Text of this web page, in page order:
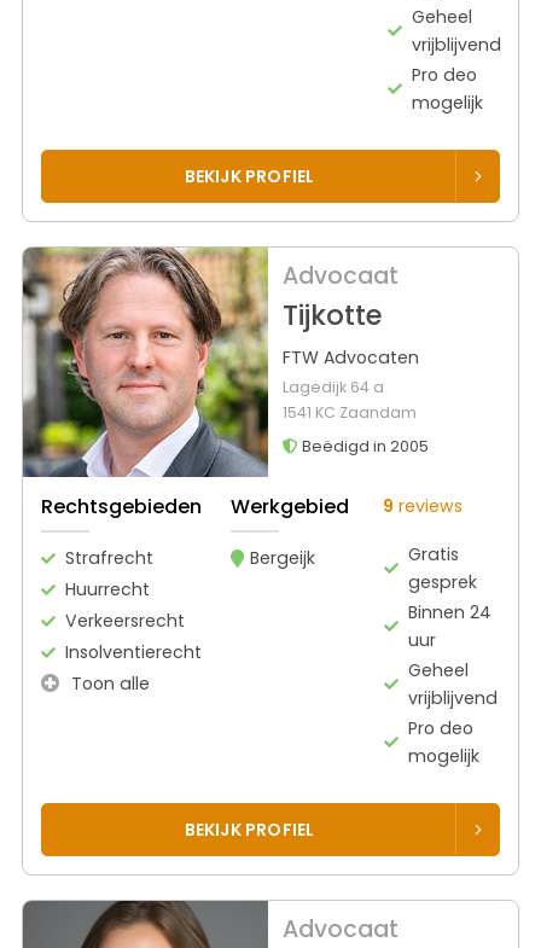
Geheel
vrijblijvend
Pro deo
mogelijk
BEKIJK PROFIEL
Advocaat
Tijkotte
FTW Advocaten
Lagedijk 64 a
1541 KC Zaandam
Beëdigd in 2005
Rechtsgebieden
Strafrecht
Huurrecht
Verkeersrecht
Insolventierecht
Toon alle
Werkgebied
Bergeijk
9 reviews
Gratis
gesprek
Binnen 24
uur
Geheel
vrijblijvend
Pro deo
mogelijk
BEKIJK PROFIEL
Advocaat